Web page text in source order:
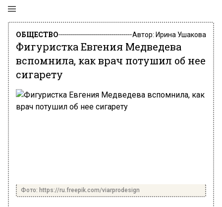
ОБЩЕСТВО Автор: Ирина Ушакова
Фигуристка Евгения Медведева
вспомнила, как врач потушил об нее
сигарету
Фото: https://ru.freepik.com/viarprodesign